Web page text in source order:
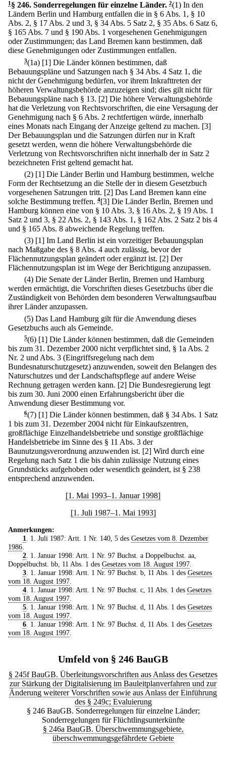
1§ 246. Sonderregelungen für einzelne Länder. 2(1) In den
Ländern Berlin und Hamburg entfallen die in § 6 Abs. 1, § 10
Abs. 2, § 17 Abs. 2 und 3, § 34 Abs. 5 Satz 2, § 35 Abs. 6 Satz 6,
§ 165 Abs. 7 und § 190 Abs. 1 vorgesehenen Genehmigungen
oder Zustimmungen; das Land Bremen kann bestimmen, daß
diese Genehmigungen oder Zustimmungen entfallen.
3(1a) [1] Die Länder können bestimmen, daß
Bebauungspläne und Satzungen nach § 34 Abs. 4 Satz 1, die
nicht der Genehmigung bedürfen, vor ihrem Inkrafttreten der
höheren Verwaltungsbehörde anzuzeigen sind; dies gilt nicht für
Bebauungspläne nach § 13. [2] Die höhere Verwaltungsbehörde
hat die Verletzung von Rechtsvorschriften, die eine Versagung der
Genehmigung nach § 6 Abs. 2 rechtfertigen würde, innerhalb
eines Monats nach Eingang der Anzeige geltend zu machen. [3]
Der Bebauungsplan und die Satzungen dürfen nur in Kraft
gesetzt werden, wenn die höhere Verwaltungsbehörde die
Verletzung von Rechtsvorschriften nicht innerhalb der in Satz 2
bezeichneten Frist geltend gemacht hat.
(2) [1] Die Länder Berlin und Hamburg bestimmen, welche
Form der Rechtsetzung an die Stelle der in diesem Gesetzbuch
vorgesehenen Satzungen tritt. [2] Das Land Bremen kann eine
solche Bestimmung treffen. 4[3] Die Länder Berlin, Bremen und
Hamburg können eine von § 10 Abs. 3, § 16 Abs. 2, § 19 Abs. 1
Satz 2 und 3, § 22 Abs. 2, § 143 Abs. 1, § 162 Abs. 2 Satz 2 bis 4
und § 165 Abs. 8 abweichende Regelung treffen.
(3) [1] Im Land Berlin ist ein vorzeitiger Bebauungsplan
nach Maßgabe des § 8 Abs. 4 auch zulässig, bevor der
Flächennutzungsplan geändert oder ergänzt ist. [2] Der
Flächennutzungsplan ist im Wege der Berichtigung anzupassen.
(4) Die Senate der Länder Berlin, Bremen und Hamburg
werden ermächtigt, die Vorschriften dieses Gesetzbuchs über die
Zuständigkeit von Behörden dem besonderen Verwaltungsaufbau
ihrer Länder anzupassen.
(5) Das Land Hamburg gilt für die Anwendung dieses
Gesetzbuchs auch als Gemeinde.
5(6) [1] Die Länder können bestimmen, daß die Gemeinden
bis zum 31. Dezember 2000 nicht verpflichtet sind, § 1a Abs. 2
Nr. 2 und Abs. 3 (Eingriffsregelung nach dem
Bundesnaturschutzgesetz) anzuwenden, soweit den Belangen des
Naturschutzes und der Landschaftspflege auf andere Weise
Rechnung getragen werden kann. [2] Die Bundesregierung legt
bis zum 30. Juni 2000 einen Erfahrungsbericht über die
Anwendung dieser Bestimmung vor.
6(7) [1] Die Länder können bestimmen, daß § 34 Abs. 1 Satz
1 bis zum 31. Dezember 2004 nicht für Einkaufszentren,
großflächige Einzelhandelsbetriebe und sonstige großflächige
Handelsbetriebe im Sinne des § 11 Abs. 3 der
Baunutzungsverordnung anzuwenden ist. [2] Wird durch eine
Regelung nach Satz 1 die bis dahin zulässige Nutzung eines
Grundstücks aufgehoben oder wesentlich geändert, ist § 238
entsprechend anzuwenden.
[1. Mai 1993–1. Januar 1998]
[1. Juli 1987–1. Mai 1993]
Anmerkungen:
1. 1. Juli 1987: Artt. 1 Nr. 140, 5 des Gesetzes vom 8. Dezember
1986.
2. 1. Januar 1998: Artt. 1 Nr. 97 Buchst. a Doppelbuchst. aa,
Doppelbuchst. bb, 11 Abs. 1 des Gesetzes vom 18. August 1997.
3. 1. Januar 1998: Artt. 1 Nr. 97 Buchst. b, 11 Abs. 1 des Gesetzes
vom 18. August 1997.
4. 1. Januar 1998: Artt. 1 Nr. 97 Buchst. c, 11 Abs. 1 des Gesetzes
vom 18. August 1997.
5. 1. Januar 1998: Artt. 1 Nr. 97 Buchst. d, 11 Abs. 1 des Gesetzes
vom 18. August 1997.
6. 1. Januar 1998: Artt. 1 Nr. 97 Buchst. d, 11 Abs. 1 des Gesetzes
vom 18. August 1997.
Umfeld von § 246 BauGB
§ 245f BauGB. Überleitungsvorschriften aus Anlass des Gesetzes
zur Stärkung der Digitalisierung im Bauleitplanverfahren und zur
Änderung weiterer Vorschriften sowie aus Anlass der Einführung
des § 249c; Evaluierung
§ 246 BauGB. Sonderregelungen für einzelne Länder;
Sonderregelungen für Flüchtlingsunterkünfte
§ 246a BauGB. Überschwemmungsgebiete,
überschwemmungsgefährdete Gebiete